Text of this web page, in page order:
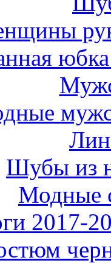
Шубы из
Модные
2017-